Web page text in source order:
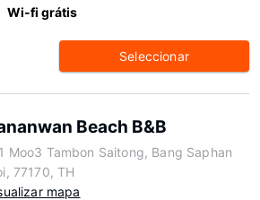
Wi-fi grátis
Seleccionar
Beach B&B
Moo3 Tambon Saitong, Bang Saphan
77170, TH
mapa